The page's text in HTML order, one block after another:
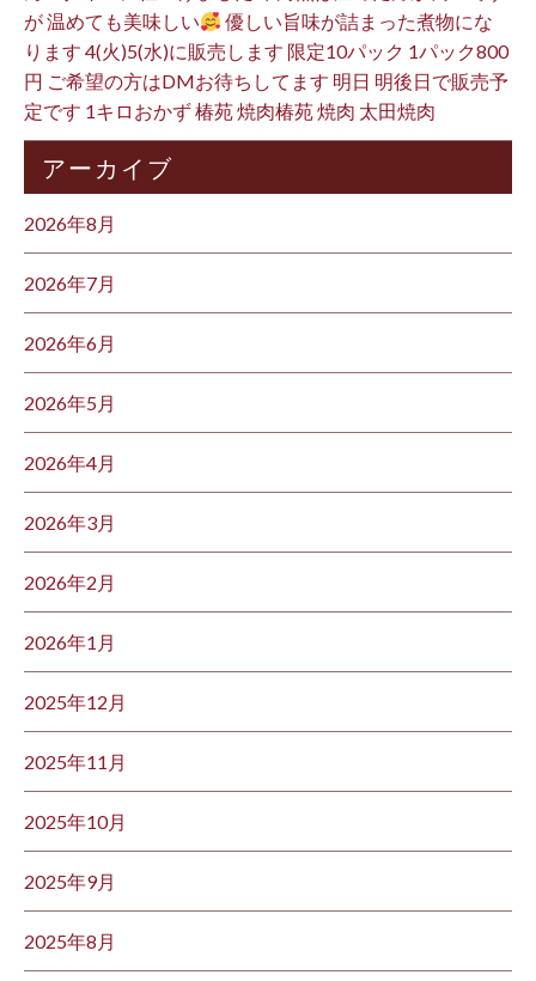
が 温めても美味しい
優しい旨味が詰まった煮物にな
ります 4(火)5(水)に販売します 限定10パック 1パック800
円 ご希望の方はDMお待ちしてます 明日 明後日で販売予
定です 1キロおかず 椿苑 焼肉椿苑 焼肉 太田焼肉
アーカイブ
2026年8月
2026年7月
2026年6月
2026年5月
2026年4月
2026年3月
2026年2月
2026年1月
2025年12月
2025年11月
2025年10月
2025年9月
2025年8月